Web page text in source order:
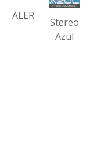
ALER
Stereo
Azul